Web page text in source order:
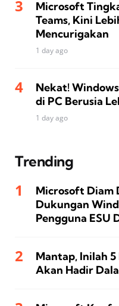
Microsoft
Teams, Kini
Mencurigakan
1 day ago
Nekat!
di PC Berusia
1 day ago
Trending
Microsoft Diam
Dukungan
Pengguna ESU
Mantap, Inilah
Akan Hadir